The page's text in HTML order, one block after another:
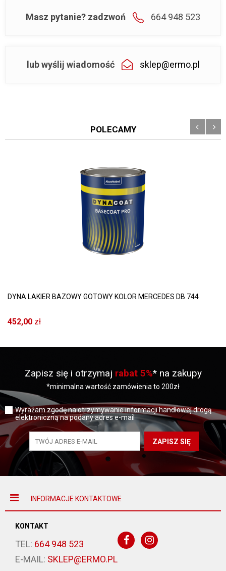
Masz pytanie? zadzwoń 664 948 523
lub wyślij wiadomość sklep@ermo.pl
POLECAMY
DYNA LAKIER BAZOWY GOTOWY KOLOR MERCEDES DB 744
452,00 zł
Zapisz się i otrzymaj rabat 5%* na zakupy
*minimalna wartość zamówienia to 200zł
Wyrażam zgodę na otrzymywanie informacji handlowej drogą
elektroniczną na podany adres e-mail
ZAPISZ SIĘ
INFORMACJE KONTAKTOWE
KONTAKT
TEL: 664 948 523
E-MAIL: SKLEP@ERMO.PL